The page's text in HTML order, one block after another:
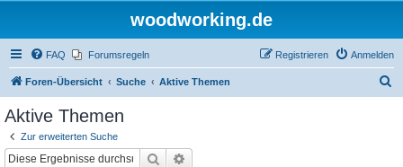
woodworking.de
FAQ Forumsregeln Anmelden
Registrieren
Foren-Übersicht Suche Aktive Themen
Aktive Themen
Zur erweiterten Suche
Suche